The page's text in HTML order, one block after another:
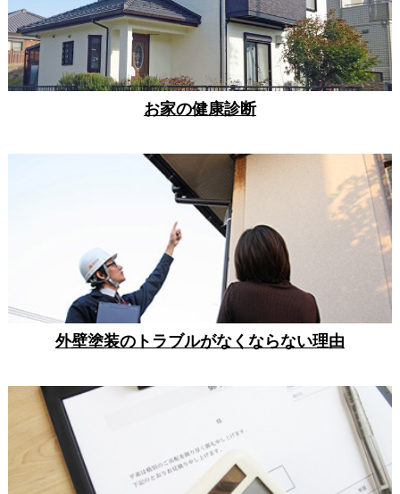
お家の健康診断
外壁塗装のトラブルがなくならない理由